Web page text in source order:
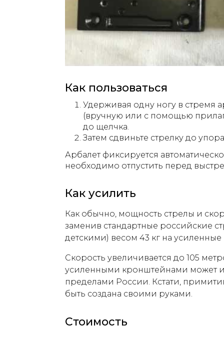
Как пользоваться
Удерживая одну ногу в стремя
(вручную или с помощью
до щелчка.
Затем сдвиньте стрелку до
Арбалет фиксируется
необходимо отпустить перед
Как усилить
Как обычно, мощность стрелы и
заменив стандартные российские
детскими) весом 43 кг на усиленные
Скорость увеличивается до 105
усиленными кронштейнами может
пределами России. Кстати,
быть создана своими руками.
Стоимость